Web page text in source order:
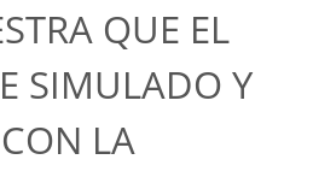
QUE EL
SIMULADO Y
LA